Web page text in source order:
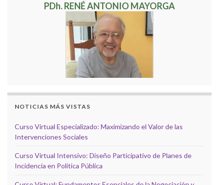
PDh. RENÉ ANTONIO MAYORGA
NOTICIAS MÁS VISTAS
Curso Virtual Especializado: Maximizando el Valor de las
Intervenciones Sociales
Curso Virtual Intensivo: Diseño Participativo de Planes de
Incidencia en Política Pública